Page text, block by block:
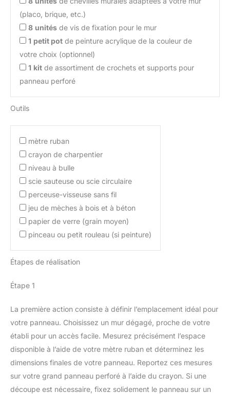
(placo, brique, etc.)
8 unités de vis de fixation pour le mur
1 petit pot de peinture acrylique de la couleur de
votre choix (optionnel)
1 kit de assortiment de crochets et supports pour
panneau perforé
Outils
mètre ruban
crayon de charpentier
niveau à bulle
scie sauteuse ou scie circulaire
perceuse-visseuse sans fil
jeu de mèches à bois et à béton
papier de verre (grain moyen)
pinceau ou petit rouleau (si peinture)
Étapes de réalisation
Étape 1
La première action consiste à définir l’emplacement idéal pour
votre panneau. Choisissez un mur dégagé, proche de votre
établi pour un accès facile. Mesurez précisément l’espace
disponible à l’aide de votre mètre ruban et déterminez les
dimensions finales de votre panneau. Reportez ces mesures
sur votre grand panneau perforé à l’aide du crayon. Si une
découpe est nécessaire, fixez solidement le panneau sur un